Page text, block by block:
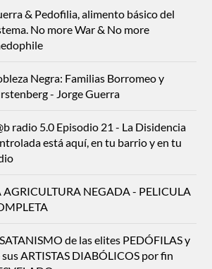
& Pedofilia, alimento básico del
No more War & No more
Negra: Familias Borromeo y
- Jorge Guerra
radio 5.0 Episodio 21 - La Disidencia
está aquí, en tu barrio y en tu
AGRICULTURA NEGADA - PELICULA
de las elites PEDÓFILAS y
sus ARTISTAS DIABÓLICOS por fin